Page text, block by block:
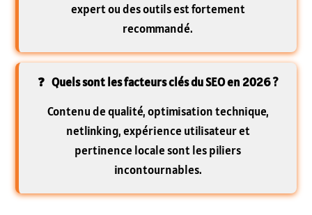
expert ou des outils est fortement
recommandé.
Quels sont les facteurs clés du SEO en 2026 ?
Contenu de qualité, optimisation technique,
netlinking, expérience utilisateur et
pertinence locale sont les piliers
incontournables.